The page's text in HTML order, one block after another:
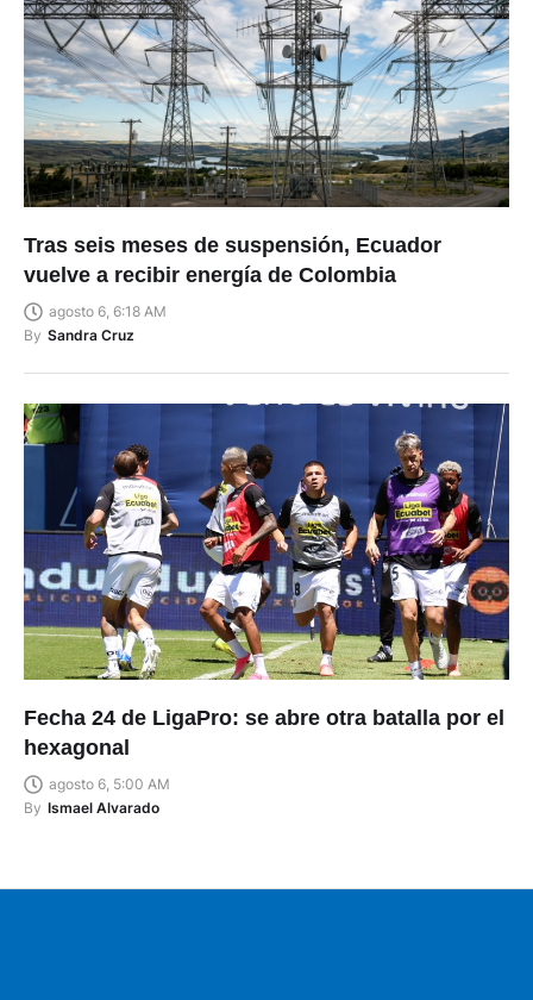
Tras seis meses de suspensión, Ecuador
vuelve a recibir energía de Colombia
agosto 6, 6:18 AM
By Sandra Cruz
Fecha 24 de LigaPro: se abre otra batalla por el
hexagonal
agosto 6, 5:00 AM
By Ismael Alvarado